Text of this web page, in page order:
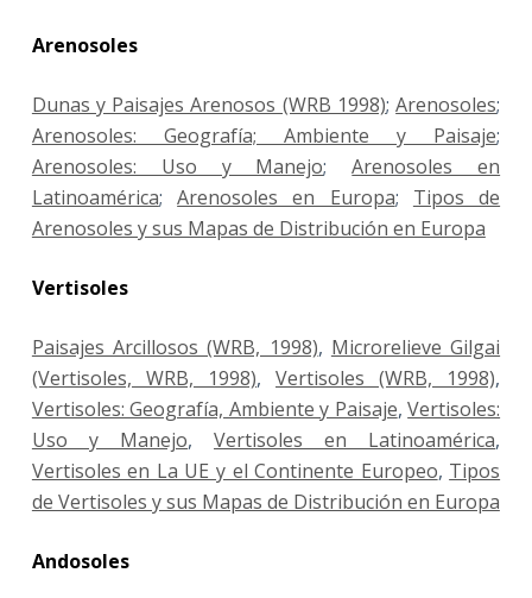
Arenosoles
Dunas y Paisajes Arenosos (WRB 1998);Arenosoles;
Arenosoles: Geografía; Ambiente y Paisaje;
Arenosoles: Uso y Manejo;Arenosoles en
Latinoamérica;Arenosoles en Europa; Tipos de
Arenosoles y sus Mapas de Distribución en Europa
Vertisoles
Paisajes Arcillosos (WRB, 1998), Microrelieve Gilgai
(Vertisoles, WRB, 1998),Vertisoles (WRB, 1998),
Vertisoles: Geografía, Ambiente y Paisaje,Vertisoles:
Uso y Manejo,Vertisoles en Latinoamérica,
Vertisoles en La UE y el Continente Europeo, Tipos
de Vertisoles y sus Mapas de Distribución en Europa
Andosoles